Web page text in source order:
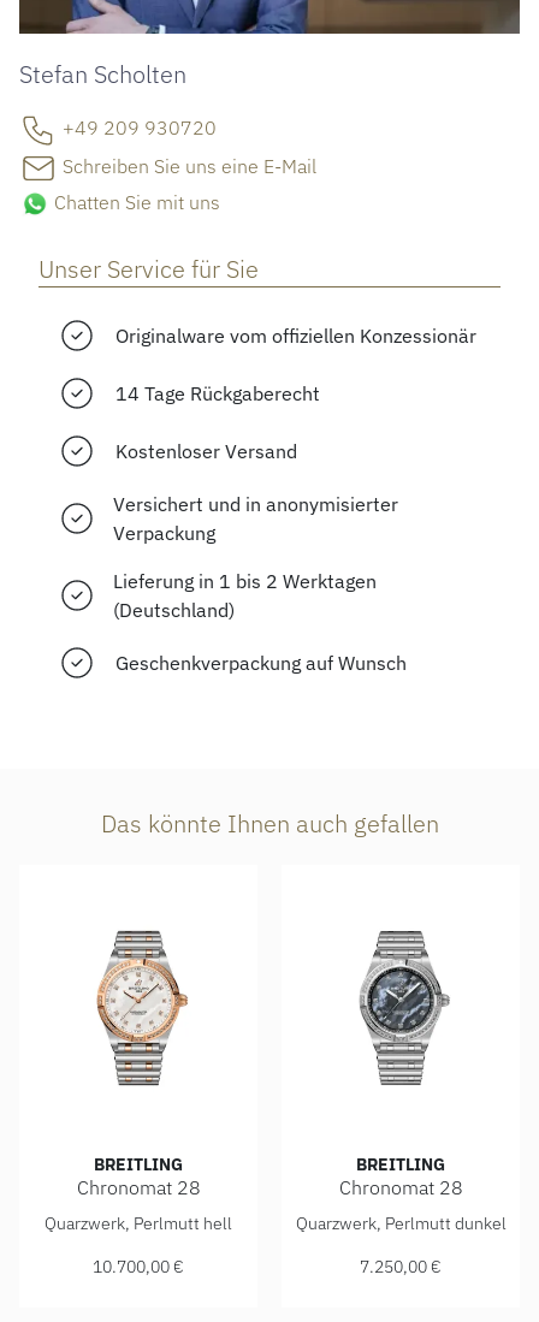
Stefan Scholten
+49 209 930720
Schreiben Sie uns eine E-Mail
Chatten Sie mit uns
Unser Service für Sie
Originalware vom offiziellen Konzessionär
14 Tage Rückgaberecht
Kostenloser Versand
Versichert und in anonymisierter
Verpackung
Lieferung in 1 bis 2 Werktagen
(Deutschland)
Geschenkverpackung auf Wunsch
Das könnte Ihnen auch gefallen
BREITLING
Chronomat 28
Breitling Chronomat 28, Ref: U72310531A1U1, Preis:
Quarzwerk, Perlmutt hell
10.700,00 €
BREITLING
Chronomat 28
Breitling Chronomat 28,
Quarzwerk, Perlmutt dunkel
7.250,00 €